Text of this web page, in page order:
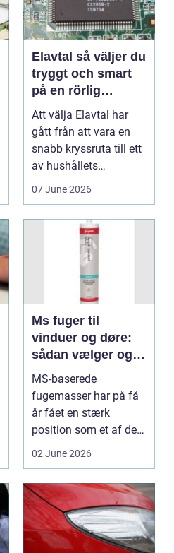
Elavtal så väljer du
tryggt och smart
på en rörlig
elmarknad
Att välja Elavtal har
gått från att vara en
snabb kryssruta till ett
av hushållets
viktigaste ekonom...
07 June 2026
Ms fuger til
vinduer og døre:
sådan vælger og
bruger du dem
rigtigt
MS-baserede
fugemasser har på få
år fået en stærk
position som et af de
mest alsidige valg til
02 June 2026